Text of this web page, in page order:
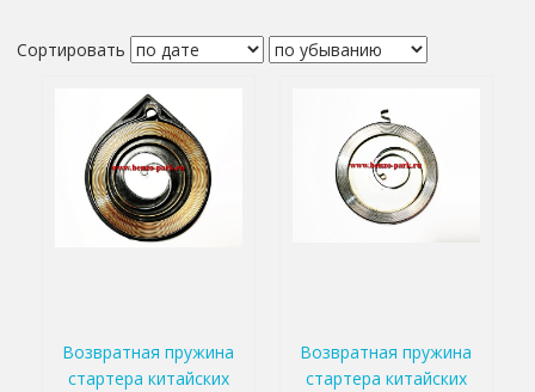
Сортировать
Возвратная пружина
стартера китайских
Возвратная пружина
стартера китайских